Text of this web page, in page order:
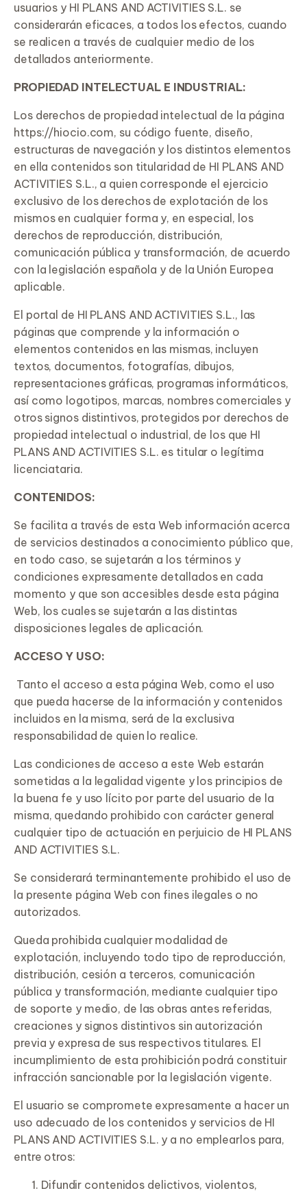
usuarios y HI PLANS AND ACTIVITIES S.L. se
considerarán eficaces, a todos los efectos, cuando
se realicen a través de cualquier medio de los
detallados anteriormente.
PROPIEDAD INTELECTUAL E INDUSTRIAL:
Los derechos de propiedad intelectual de la página
https://hiocio.com, su código fuente, diseño,
estructuras de navegación y los distintos elementos
en ella contenidos son titularidad de HI PLANS AND
ACTIVITIES S.L., a quien corresponde el ejercicio
exclusivo de los derechos de explotación de los
mismos en cualquier forma y, en especial, los
derechos de reproducción, distribución,
comunicación pública y transformación, de acuerdo
con la legislación española y de la Unión Europea
aplicable.
El portal de HI PLANS AND ACTIVITIES S.L., las
páginas que comprende y la información o
elementos contenidos en las mismas, incluyen
textos, documentos, fotografías, dibujos,
representaciones gráficas, programas informáticos,
así como logotipos, marcas, nombres comerciales y
otros signos distintivos, protegidos por derechos de
propiedad intelectual o industrial, de los que HI
PLANS AND ACTIVITIES S.L. es titular o legítima
licenciataria.
CONTENIDOS:
Se facilita a través de esta Web información acerca
de servicios destinados a conocimiento público que,
en todo caso, se sujetarán a los términos y
condiciones expresamente detallados en cada
momento y que son accesibles desde esta página
Web, los cuales se sujetarán a las distintas
disposiciones legales de aplicación.
ACCESO Y USO:
Tanto el acceso a esta página Web, como el uso
que pueda hacerse de la información y contenidos
incluidos en la misma, será de la exclusiva
responsabilidad de quien lo realice.
Las condiciones de acceso a este Web estarán
sometidas a la legalidad vigente y los principios de
la buena fe y uso lícito por parte del usuario de la
misma, quedando prohibido con carácter general
cualquier tipo de actuación en perjuicio de HI PLANS
AND ACTIVITIES S.L.
Se considerará terminantemente prohibido el uso de
la presente página Web con fines ilegales o no
autorizados.
Queda prohibida cualquier modalidad de
explotación, incluyendo todo tipo de reproducción,
distribución, cesión a terceros, comunicación
pública y transformación, mediante cualquier tipo
de soporte y medio, de las obras antes referidas,
creaciones y signos distintivos sin autorización
previa y expresa de sus respectivos titulares. El
incumplimiento de esta prohibición podrá constituir
infracción sancionable por la legislación vigente.
El usuario se compromete expresamente a hacer un
uso adecuado de los contenidos y servicios de HI
PLANS AND ACTIVITIES S.L. y a no emplearlos para,
entre otros:
Difundir contenidos delictivos, violentos,